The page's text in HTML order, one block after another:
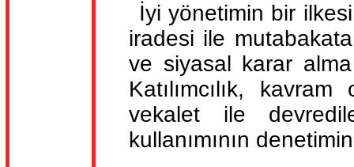
İyi yönetimin bir
iradesi ile
ve siyasal karar alma
Katılımcılık,
vekalet ile
kullanımının